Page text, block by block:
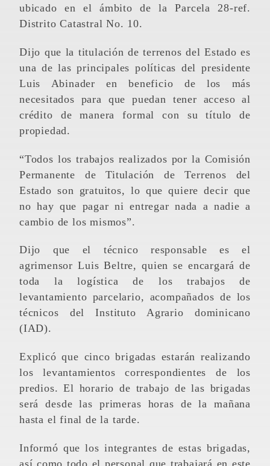
ubicado en el ámbito de la Parcela 28-ref.
Distrito Catastral No. 10.
Dijo que la titulación de terrenos del Estado es
una de las principales políticas del presidente
Luis Abinader en beneficio de los más
necesitados para que puedan tener acceso al
crédito de manera formal con su título de
propiedad.
“Todos los trabajos realizados por la Comisión
Permanente de Titulación de Terrenos del
Estado son gratuitos, lo que quiere decir que
no hay que pagar ni entregar nada a nadie a
cambio de los mismos”.
Dijo que el técnico responsable es el
agrimensor Luis Beltre, quien se encargará de
toda la logística de los trabajos de
levantamiento parcelario, acompañados de los
técnicos del Instituto Agrario dominicano
(IAD).
Explicó que cinco brigadas estarán realizando
los levantamientos correspondientes de los
predios. El horario de trabajo de las brigadas
será desde las primeras horas de la mañana
hasta el final de la tarde.
Informó que los integrantes de estas brigadas,
así como todo el personal que trabajará en este